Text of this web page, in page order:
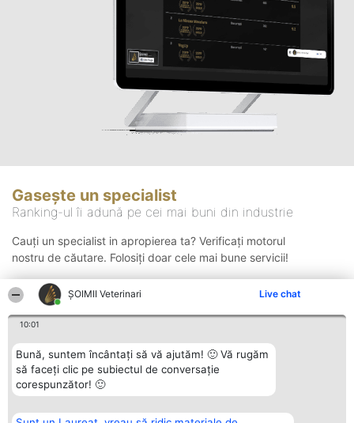
ȘOIMII Veterinari Live chat
10:01
Bună, suntem încântați să vă ajutăm! 🙂 Vă rugăm
să faceți clic pe subiectul de conversație
corespunzător! 🙂
Gasește un specialist
Ranking-ul îi adună pe cei mai buni din industrie
Cauți un specialist in apropierea ta? Verificați motorul
nostru de căutare. Folosiți doar cele mai bune servicii!